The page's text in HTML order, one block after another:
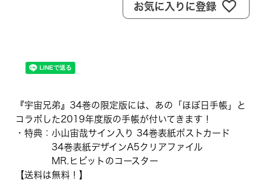
お気に入りに登録
『宇宙兄弟』34巻の限定版には、あの「ほぼ日手帳」と
コラボした2019年度版の手帳が付いてきます！
・特典：小山宙哉サイン入り 34巻表紙ポストカード
34巻表紙デザインA5クリアファイル
MR.ヒビットのコースター
【送料は無料！】